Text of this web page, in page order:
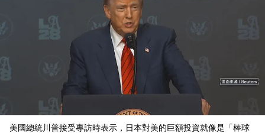
美國總統川普接受專訪時表示，日本對美的巨額投資就像是「棒球